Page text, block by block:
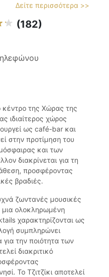
Δείτε περισσότερα >>
(182)
κέντρο της Χώρας της
ιδιαίτερος χώρος
ως café-bar και
στην προτίμηση του
και των
διακρίνεται για τη
προσφέροντας
βραδιές.
ζωντανές μουσικές
ολοκληρωμένη
χαρακτηρίζονται ως
συμπληρώνει
την ποιότητα των
διακριτικό
Το Τζιτζίκι αποτελεί